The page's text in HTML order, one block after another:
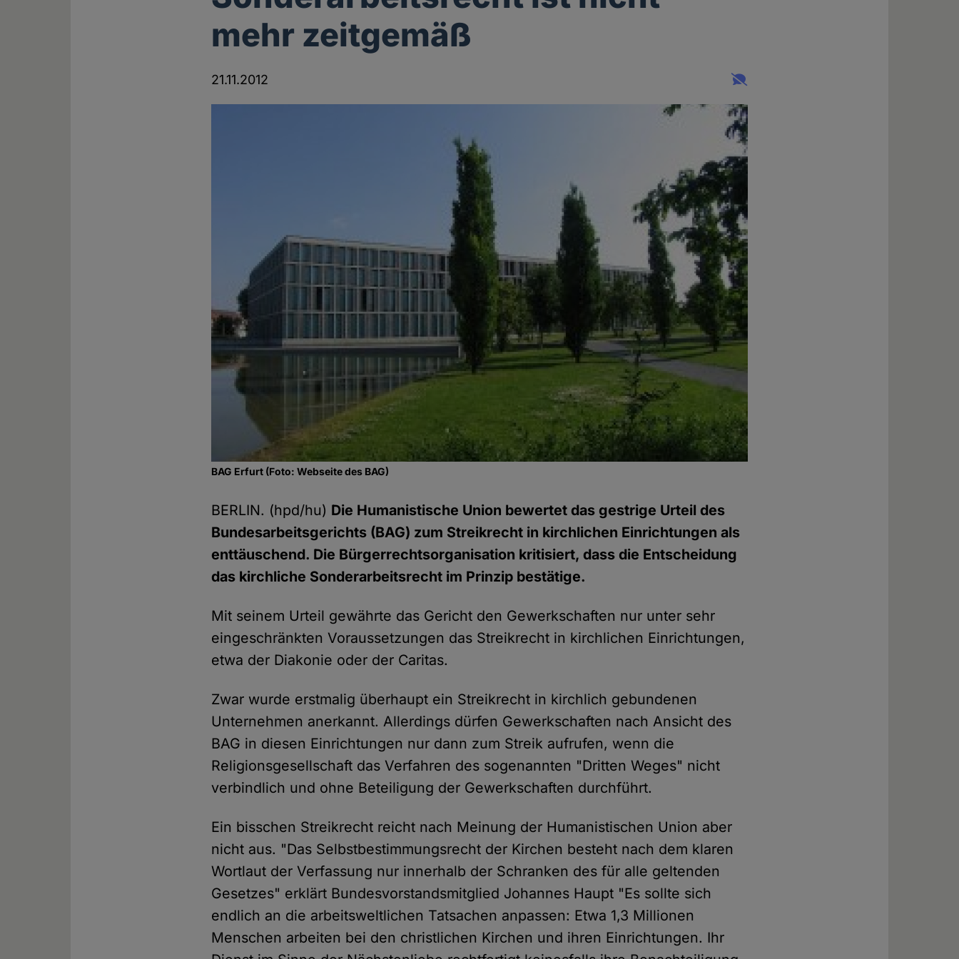
mehr zeitgemäß
21.11.2012
BAG Erfurt (Foto: Webseite des BAG)
BERLIN. (hpd/hu) Die Humanistische Union bewertet das gestrige Urteil des
Bundesarbeitsgerichts (BAG) zum Streikrecht in kirchlichen Einrichtungen als
enttäuschend. Die Bürgerrechtsorganisation kritisiert, dass die Entscheidung
das kirchliche Sonderarbeitsrecht im Prinzip bestätige.
Mit seinem Urteil gewährte das Gericht den Gewerkschaften nur unter sehr
eingeschränkten Voraussetzungen das Streikrecht in kirchlichen Einrichtungen,
etwa der Diakonie oder der Caritas.
Zwar wurde erstmalig überhaupt ein Streikrecht in kirchlich gebundenen
Unternehmen anerkannt. Allerdings dürfen Gewerkschaften nach Ansicht des
BAG in diesen Einrichtungen nur dann zum Streik aufrufen, wenn die
Religionsgesellschaft das Verfahren des sogenannten "Dritten Weges" nicht
verbindlich und ohne Beteiligung der Gewerkschaften durchführt.
Ein bisschen Streikrecht reicht nach Meinung der Humanistischen Union aber
nicht aus. "Das Selbstbestimmungsrecht der Kirchen besteht nach dem klaren
Wortlaut der Verfassung nur innerhalb der Schranken des für alle geltenden
Gesetzes" erklärt Bundesvorstandsmitglied Johannes Haupt "Es sollte sich
endlich an die arbeitsweltlichen Tatsachen anpassen: Etwa 1,3 Millionen
Menschen arbeiten bei den christlichen Kirchen und ihren Einrichtungen. Ihr